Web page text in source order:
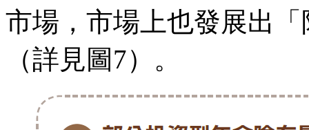
市場，市場上也發展出
（詳見圖7）。